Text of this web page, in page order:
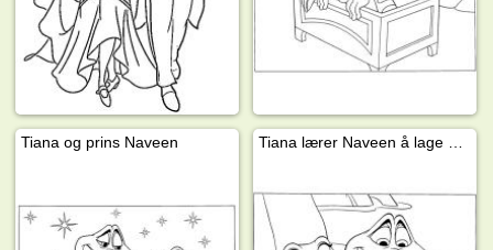
Tiana og prins Naveen Tiana lærer Naveen å lage mat